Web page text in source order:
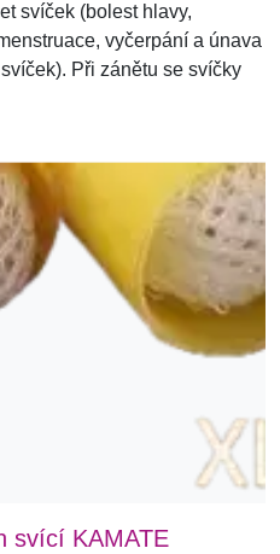
svíček (bolest hlavy,
vyčerpání a únava
Při zánětu se svíčky
svící KAMATE